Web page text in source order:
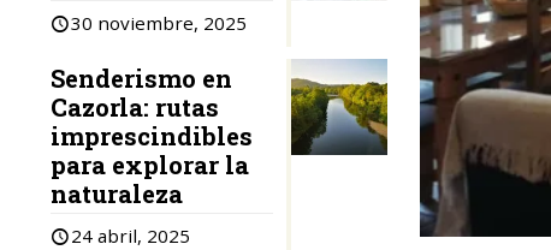
30 noviembre, 2025
Senderismo en
Cazorla: rutas
imprescindibles
para explorar la
naturaleza
24 abril, 2025